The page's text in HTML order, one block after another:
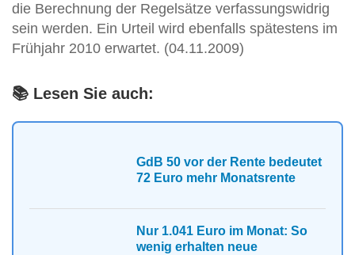
die Berechnung der Regelsätze verfassungswidrig
sein werden. Ein Urteil wird ebenfalls spätestens im
Frühjahr 2010 erwartet. (04.11.2009)
📚 Lesen Sie auch:
GdB 50 vor der Rente bedeutet
72 Euro mehr Monatsrente
Nur 1.041 Euro im Monat: So
wenig erhalten neue